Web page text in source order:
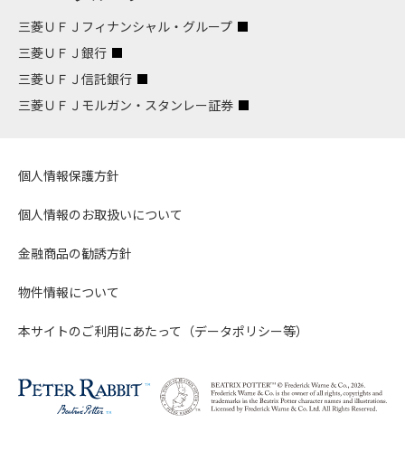
三菱ＵＦＪフィナンシャル・グループ
三菱ＵＦＪ銀行
三菱ＵＦＪ信託銀行
三菱ＵＦＪモルガン・スタンレー証券
個人情報保護方針
個人情報のお取扱いについて
金融商品の勧誘方針
物件情報について
本サイトのご利用にあたって（データポリシー等）